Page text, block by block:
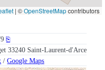
⎘
33240 Saint-Laurent-d'Arce
/Google Maps
| ©OpenStreetMapcontributors